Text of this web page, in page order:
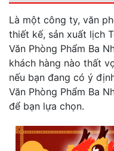
Là một công ty, văn
thiết kế, sản xuất lịch
Văn Phòng Phẩm Ba
khách hàng nào thất
nếu bạn đang có ý
Văn Phòng Phẩm Ba
để bạn lựa chọn.